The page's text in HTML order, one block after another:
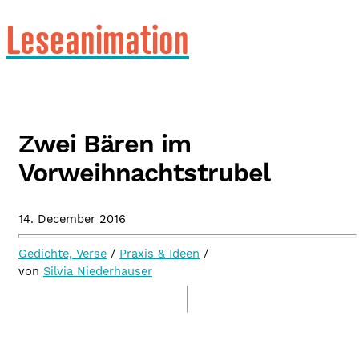
Leseanimation
Zwei Bären im
Vorweihnachtstrubel
14. December 2016
Gedichte, Verse / Praxis & Ideen /
von Silvia Niederhauser